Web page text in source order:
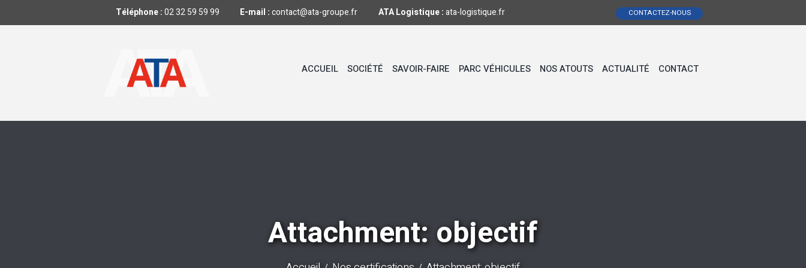
Téléphone :02 32 59 59 99 E-mail :contact@ata-groupe.fr ATA Logistique :ata-logistique.fr CONTACTEZ-NOUS
ACCUEIL SOCIÉTÉ SAVOIR-FAIRE PARC VÉHICULES NOS ATOUTS ACTUALITÉ CONTACT
Attachment: objectif